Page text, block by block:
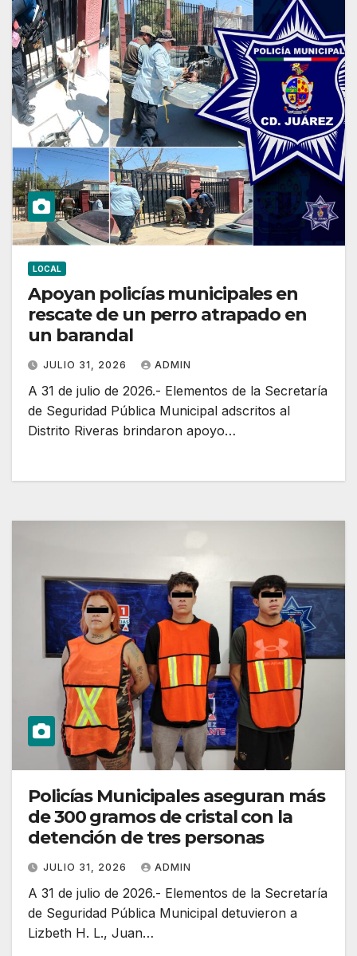
LOCAL
Apoyan policías municipales en
rescate de un perro atrapado en
un barandal
JULIO 31, 2026 ADMIN
A 31 de julio de 2026.- Elementos de la Secretaría
de Seguridad Pública Municipal adscritos al
Distrito Riveras brindaron apoyo…
Policías Municipales aseguran más
de 300 gramos de cristal con la
detención de tres personas
JULIO 31, 2026 ADMIN
A 31 de julio de 2026.- Elementos de la Secretaría
de Seguridad Pública Municipal detuvieron a
Lizbeth H. L., Juan…